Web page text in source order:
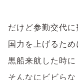
だけど参勤交代
国力を上げるた
黒船来航した時
そんなにビビら